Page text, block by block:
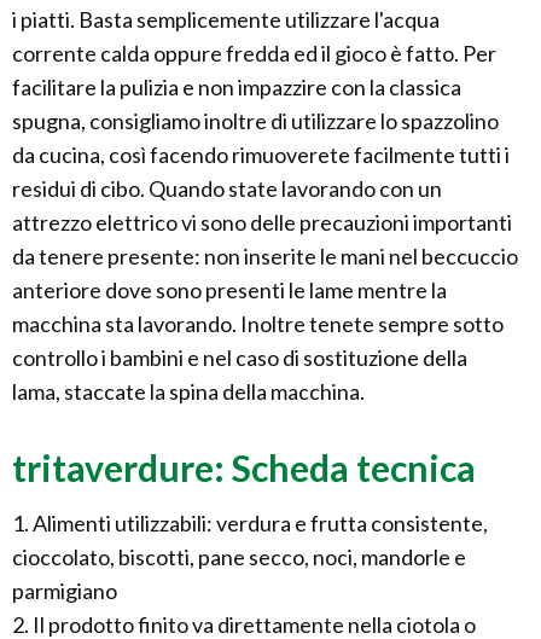
i piatti. Basta semplicemente utilizzare l'acqua
corrente calda oppure fredda ed il gioco è fatto. Per
facilitare la pulizia e non impazzire con la classica
spugna, consigliamo inoltre di utilizzare lo spazzolino
da cucina, così facendo rimuoverete facilmente tutti i
residui di cibo. Quando state lavorando con un
attrezzo elettrico vi sono delle precauzioni importanti
da tenere presente: non inserite le mani nel beccuccio
anteriore dove sono presenti le lame mentre la
macchina sta lavorando. Inoltre tenete sempre sotto
controllo i bambini e nel caso di sostituzione della
lama, staccate la spina della macchina.
tritaverdure: Scheda tecnica
1. Alimenti utilizzabili: verdura e frutta consistente,
cioccolato, biscotti, pane secco, noci, mandorle e
parmigiano
2. Il prodotto finito va direttamente nella ciotola o